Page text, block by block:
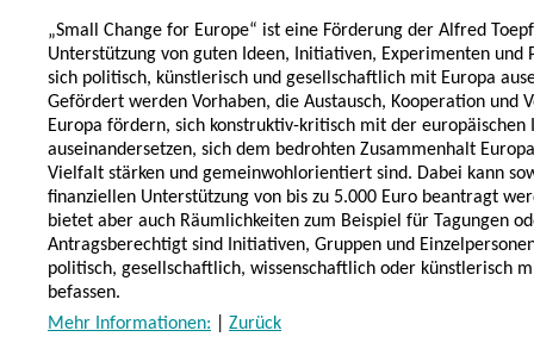
„Small Change for Europe“ ist eine Förderung der Alfred
Unterstützung von guten Ideen, Initiativen, Experimenten und
sich politisch, künstlerisch und gesellschaftlich mit Europa
Gefördert werden Vorhaben, die Austausch, Kooperation und
Europa fördern, sich konstruktiv-kritisch mit der europäischen
auseinandersetzen, sich dem bedrohten Zusammenhalt
Vielfalt stärken und gemeinwohlorientiert sind. Dabei kann
finanziellen Unterstützung von bis zu 5.000 Euro beantragt
bietet aber auch Räumlichkeiten zum Beispiel für Tagungen
Antragsberechtigt sind Initiativen, Gruppen und
politisch, gesellschaftlich, wissenschaftlich oder künstlerisch
befassen.
Mehr Informationen:
Zurück